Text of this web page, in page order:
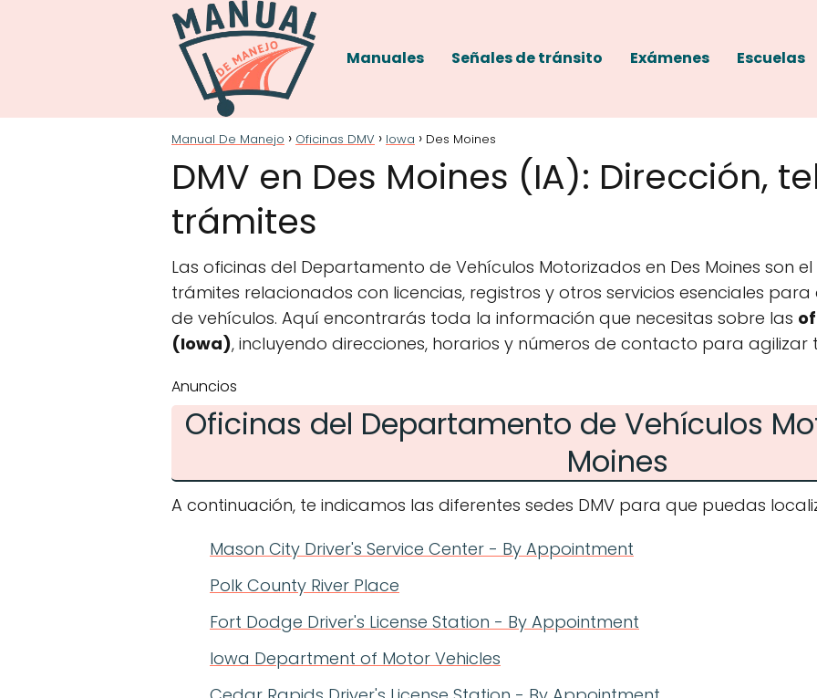
Manuales Señales de tránsito Exámenes Escuelas
Manual De Manejo Oficinas DMV Iowa Des Moines
DMV en Des Moines (IA): Dirección,
trámites
Las oficinas del Departamento de Vehículos Motorizados en Des Moines son
trámites relacionados con licencias, registros y otros servicios esenciales
de vehículos. Aquí encontrarás toda la información que necesitas sobre las
(Iowa), incluyendo direcciones, horarios y números de contacto para agilizar
Anuncios
Oficinas del Departamento de Vehículos
Moines
A continuación, te indicamos las diferentes sedes DMV para que puedas
Mason City Driver's Service Center - By Appointment
Polk County River Place
Fort Dodge Driver's License Station - By Appointment
Iowa Department of Motor Vehicles